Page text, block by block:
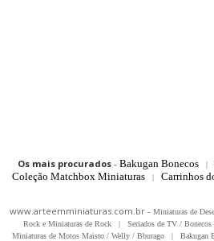
Os mais procurados- Bakugan Bonecos |
Coleção Matchbox Miniaturas
| Carrinhos
www.arteemminiaturas.com.br - Miniaturas de
Rock e Miniaturas de Rock
| Seriados de TV /
Miniaturas de Motos Maisto / Welly / Bburago
| Bakugan